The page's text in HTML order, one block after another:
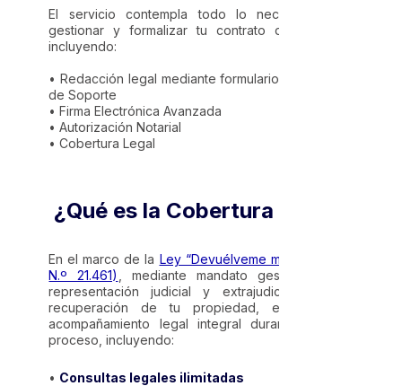
El servicio contempla todo lo necesario para
gestionar y formalizar tu contrato de arriendo,
incluyendo:
• Redacción legal mediante formulario y asistencia
de Soporte
• Firma Electrónica Avanzada
• Autorización Notarial
• Cobertura Legal
¿Qué es la Cobertura Legal?
En el marco de la Ley “Devuélveme mi Casa” (Ley
N.º 21.461)
, mediante mandato gestionamos tu
representación judicial y extrajudicial para la
recuperación de tu propiedad, entregándote
acompañamiento legal integral durante todo el
proceso, incluyendo:
• Consultas legales ilimitadas